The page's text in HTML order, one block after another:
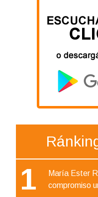
1
María Ester
compromiso